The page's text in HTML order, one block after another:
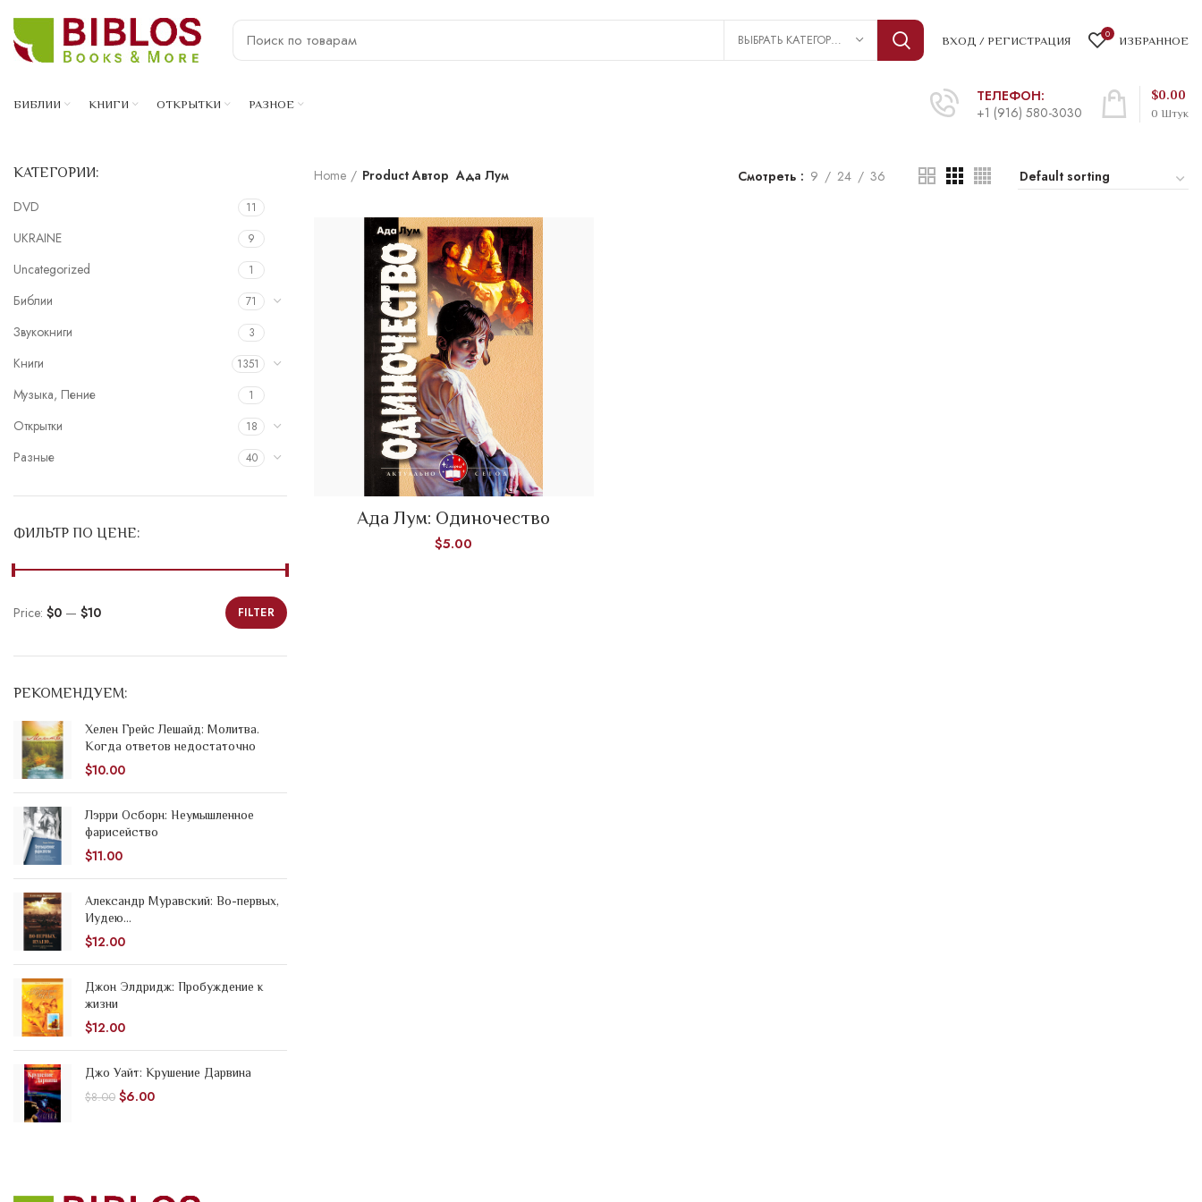
ВЫБРАТЬ КАТЕГОРИЮ ВХОД / РЕГИСТРАЦИЯ 0 ИЗБРАННОЕ
БИБЛИИ КНИГИ ОТКРЫТКИ РАЗНОЕ
ТЕЛЕФОН:
+1 (916) 580-3030
0 Штук
$0.00
КАТЕГОРИИ:
DVD 11
UKRAINE 9
Uncategorized 1
Библии 71
Звукокниги 3
Книги 1351
Музыка, Пение 1
Открытки 18
Разные 40
ФИЛЬТР ПО ЦЕНЕ:
FILTER
Price: $0 — $10
РЕКОМЕНДУЕМ:
Хелен Грейс Лешайд: Молитва.
Когда ответов недостаточно
$10.00
Лэрри Осборн: Неумышленное
фарисейство
$11.00
Александр Муравский: Во-первых,
Иудею...
$12.00
Джон Элдридж: Пробуждение к
жизни
$12.00
Джо Уайт: Крушение Дарвина
$8.00 $6.00
Home Product Автор Ада Лум Смотреть 9 24 36
ADD TO CART
Ада Лум: Одиночество
$5.00